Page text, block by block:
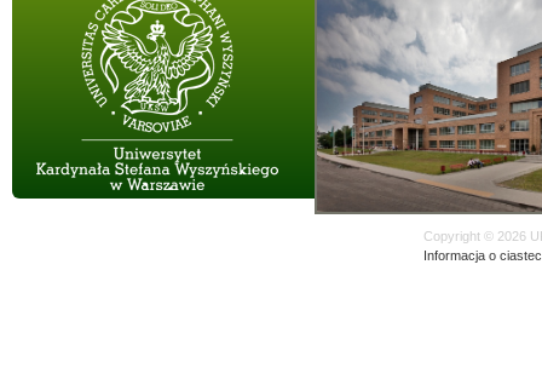
Copyright © 2026
Informacja o